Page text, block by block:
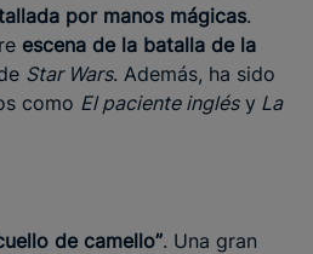
por manos mágicas.
escena de la batalla de la
Star Wars. Además, ha sido
como El paciente inglésy La
de camello”. Una gran